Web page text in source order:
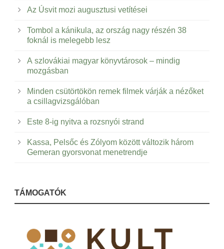
Az Úsvit mozi augusztusi vetítései
Tombol a kánikula, az ország nagy részén 38
foknál is melegebb lesz
A szlovákiai magyar könyvtárosok – mindig
mozgásban
Minden csütörtökön remek filmek várják a nézőket
a csillagvizsgálóban
Este 8-ig nyitva a rozsnyói strand
Kassa, Pelsőc és Zólyom között változik három
Gemeran gyorsvonat menetrendje
TÁMOGATÓK